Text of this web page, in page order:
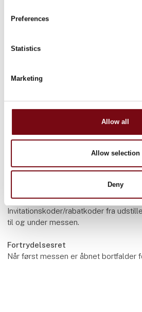
Preferences
Statistics
Marketing
Allow all
Allow selection
Deny
Se transportmuligheder, praktisk info
Besøgsregler
HI Tech & Industry Scandinavia er en
Af hensyn til fagligheden på messen
Invitationskoder / rabatkoder
Invitationskoder/rabatkoder fra
til og under messen.
Fortrydelsesret
Når først messen er åbnet bortfalder